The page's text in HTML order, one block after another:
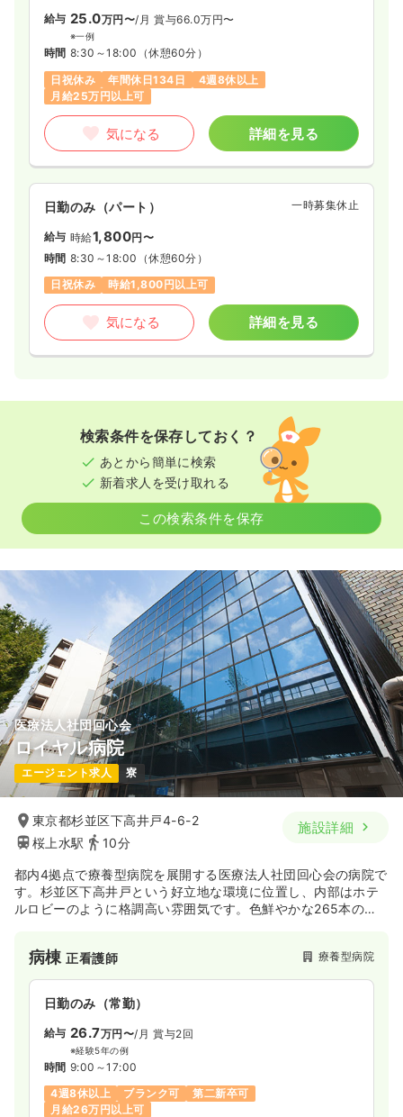
給与 25.0万円〜/月 賞与66.0万円〜
※一例
時間 8:30～18:00 （休憩60分）
日祝休み
年間休日134日
4週8休以上
月給25万円以上可
気になる 詳細を見る
日勤のみ（パート） 一時募集休止
給与 時給1,800円〜
時間 8:30～18:00 （休憩60分）
日祝休み
時給1,800円以上可
気になる 詳細を見る
検索条件を保存しておく？
あとから簡単に検索
新着求人を受け取れる
この検索条件を保存
医療法人社団回心会
ロイヤル病院
エージェント求人 寮
東京都杉並区下高井戸4-6-2
桜上水駅
10分
施設詳細
都内4拠点で療養型病院を展開する医療法人社団回心会の病院で
す。杉並区下高井戸という好立地な環境に位置し、内部はホテ
ルロビーのように格調高い雰囲気です。色鮮やかな265本のプ
キャリアアップや資格取得もサポートしています。
病棟正看護師 療養型病院
日勤のみ（常勤）
給与 26.7万円〜/月 賞与2回
※経験5年の例
時間 9:00～17:00
4週8休以上
ブランク可
第二新卒可
月給26万円以上可